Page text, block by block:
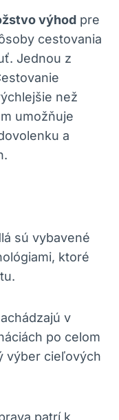
výhod pre
cestovania
Jednou z
než
umožňuje
a
sú vybavené
ktoré
v
po celom
výber cieľových
patrí k